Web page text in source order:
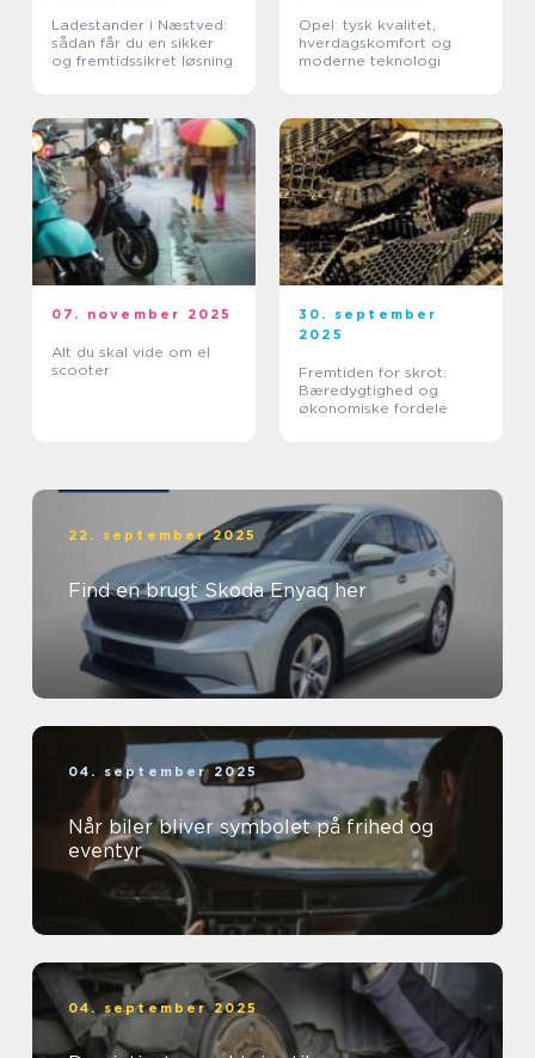
Ladestander i Næstved:
sådan får du en sikker
og fremtidssikret løsning
Opel: tysk kvalitet,
hverdagskomfort og
moderne teknologi
07. november 2025
Alt du skal vide om el
scooter
30. september
2025
Fremtiden for skrot:
Bæredygtighed og
økonomiske fordele
22. september 2025
Find en brugt Skoda Enyaq her
04. september 2025
Når biler bliver symbolet på frihed og
eventyr
04. september 2025